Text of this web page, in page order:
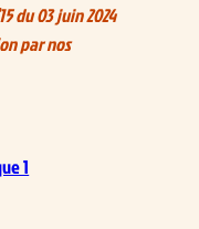
du 03 juin 2024
par nos
1